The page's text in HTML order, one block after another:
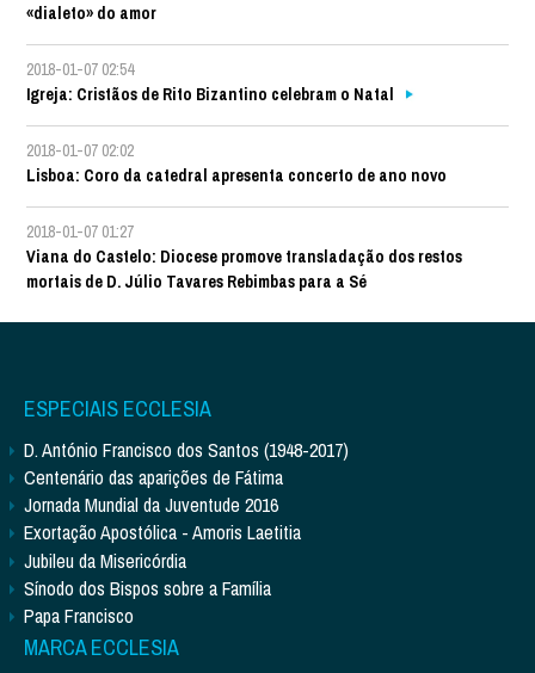
«dialeto» do amor
2018-01-07 02:54
Igreja: Cristãos de Rito Bizantino celebram o Natal
2018-01-07 02:02
Lisboa: Coro da catedral apresenta concerto de ano novo
2018-01-07 01:27
Viana do Castelo: Diocese promove transladação dos restos
mortais de D. Júlio Tavares Rebimbas para a Sé
ESPECIAIS ECCLESIA
D. António Francisco dos Santos (1948-2017)
Centenário das aparições de Fátima
Jornada Mundial da Juventude 2016
Exortação Apostólica - Amoris Laetitia
Jubileu da Misericórdia
Sínodo dos Bispos sobre a Família
Papa Francisco
MARCA ECCLESIA